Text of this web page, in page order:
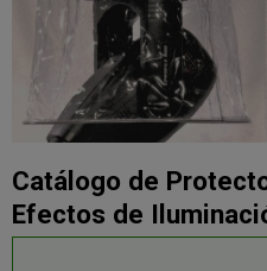
Catálogo de
Efectos de